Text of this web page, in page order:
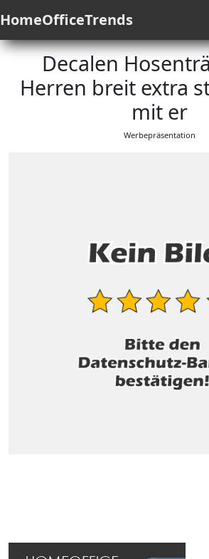
HomeOfficeTrends
Decalen
Herren breit extra
mit er
Werbepräsentation